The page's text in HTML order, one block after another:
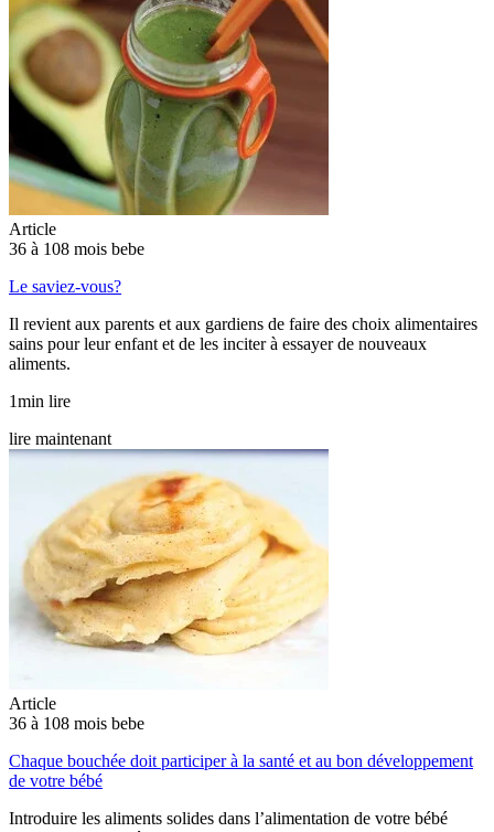
Article
36 à 108 mois bebe
Le saviez-vous?
Il revient aux parents et aux gardiens de faire des choix alimentaires
sains pour leur enfant et de les inciter à essayer de nouveaux
aliments.
1min lire
lire maintenant
Article
36 à 108 mois bebe
Chaque bouchée doit participer à la santé et au bon développement
de votre bébé
Introduire les aliments solides dans l’alimentation de votre bébé